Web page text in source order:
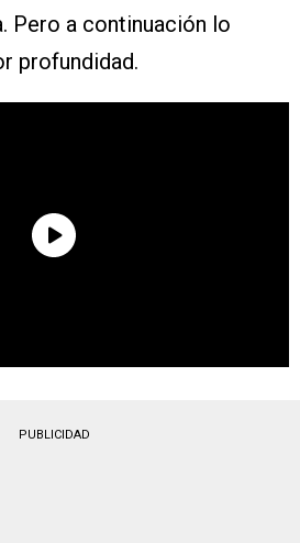
Pero a continuación lo
profundidad.
PUBLICIDAD